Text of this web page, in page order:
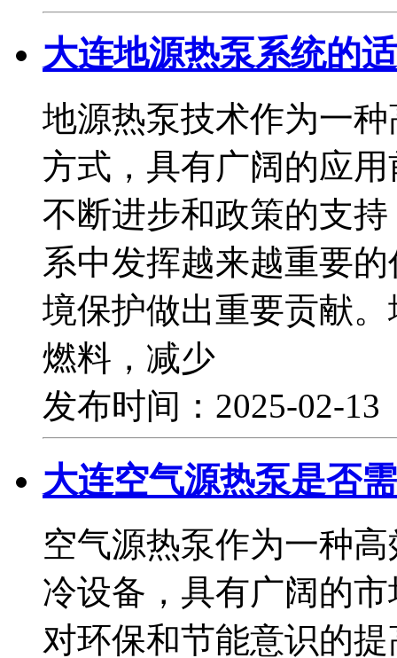
大连地源热泵系统的
地源热泵技术作为一
方式，具有广阔的应
不断进步和政策的支
系中发挥越来越重要
境保护做出重要贡献
燃料，减少
发布时间：2025-02-
大连空气源热泵是否
空气源热泵作为一种
冷设备，具有广阔的
对环保和节能意识的